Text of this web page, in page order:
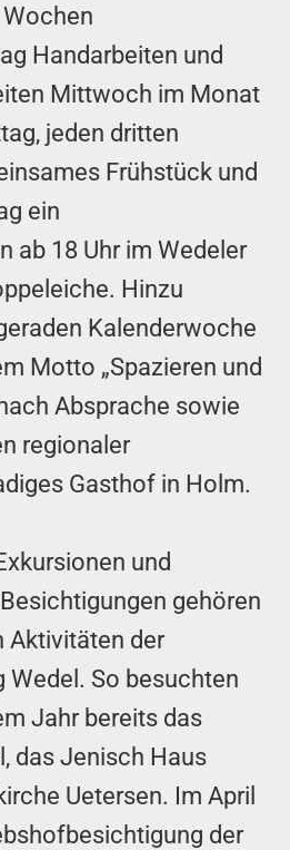
Handarbeiten und
Mittwoch im Monat
jeden dritten
Frühstück und
ein
ab 18 Uhr im Wedeler
Hinzu
Kalenderwoche
Motto „Spazieren und
Absprache sowie
regionaler
Gasthof in Holm.
und
gehören
Aktivitäten der
Wedel. So besuchten
Jahr bereits das
das Jenisch Haus
Uetersen. Im April
der